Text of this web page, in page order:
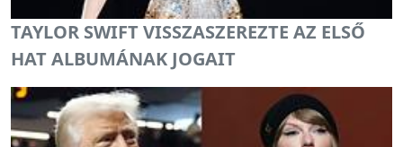
TAYLOR SWIFT VISSZASZEREZTE AZ ELSŐ
HAT ALBUMÁNAK JOGAIT